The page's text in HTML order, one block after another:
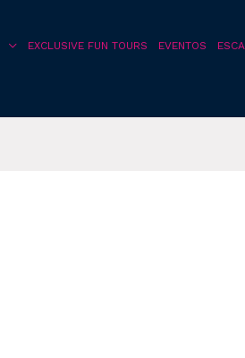
EXCLUSIVE FUN TOURS EVENTOS